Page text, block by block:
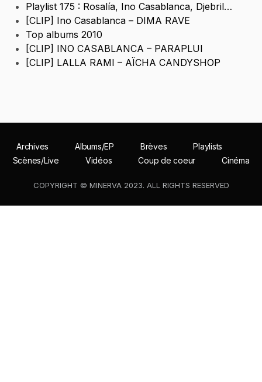
Playlist 175 : Rosalía, Ino Casablanca, Djebril…
[CLIP] Ino Casablanca – DIMA RAVE
Top albums 2010
[CLIP] INO CASABLANCA – PARAPLUI
[CLIP] LALLA RAMI – AÏCHA CANDYSHOP
Archives Albums/EP Brèves
Playlists
Scènes/Live
Vidéos Coup de coeur Cinéma
COPYRIGHT © MINERVA 2023. ALL RIGHTS RESERVED